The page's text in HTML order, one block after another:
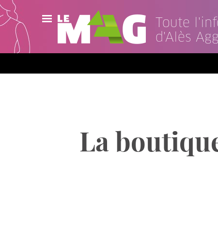
Toute
d'Alès
Actualités
Agenda
La